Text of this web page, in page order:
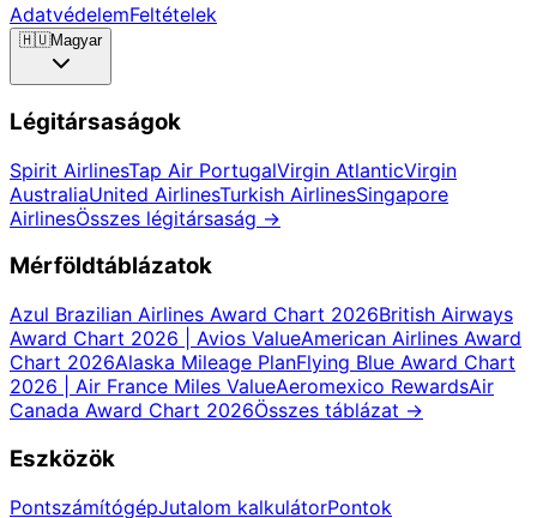
AdatvédelemFeltételek
🇭🇺Magyar
Légitársaságok
Spirit AirlinesTap Air PortugalVirgin AtlanticVirgin
AustraliaUnited AirlinesTurkish AirlinesSingapore
AirlinesÖsszes légitársaság →
Mérföldtáblázatok
Azul Brazilian Airlines Award Chart 2026British Airways
Award Chart 2026 | Avios ValueAmerican Airlines Award
Chart 2026Alaska Mileage PlanFlying Blue Award Chart
2026 | Air France Miles ValueAeromexico RewardsAir
Canada Award Chart 2026Összes táblázat →
Eszközök
PontszámítógépJutalom kalkulátorPontok